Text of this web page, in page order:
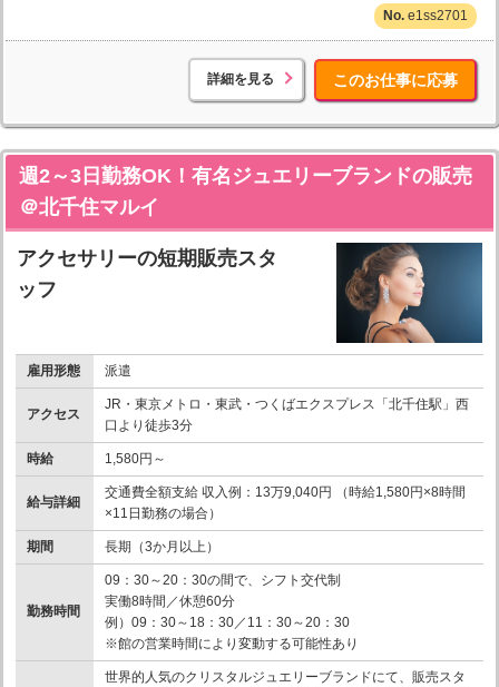
e1ss2701
詳細を見る このお仕事に応募
週2～3日勤務OK！有名ジュエリーブランドの販売
＠北千住マルイ
アクセサリーの短期販売スタ
ッフ
雇用形態 派遣
アクセス
JR・東京メトロ・東武・つくばエクスプレス「北千住駅」西
口より徒歩3分
時給 1,580円～
給与詳細
交通費全額支給 収入例：13万9,040円 （時給1,580円×8時間
×11日勤務の場合）
期間 長期（3か月以上）
勤務時間
09：30～20：30の間で、シフト交代制
実働8時間／休憩60分
例）09：30～18：30／11：30～20：30
※館の営業時間により変動する可能性あり
世界的人気のクリスタルジュエリーブランドにて、販売スタ